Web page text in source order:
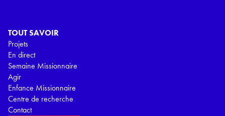
TOUT SAVOIR
Projets
En direct
Semaine Missionnaire
Agir
Enfance Missionnaire
Centre de recherche
Contact